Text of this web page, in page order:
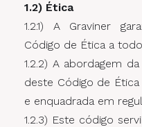
1.2) Ética
1.2.1) A Graviner
Código de Ética a
1.2.2) A abordagem
deste Código de
e enquadrada em
1.2.3) Este código